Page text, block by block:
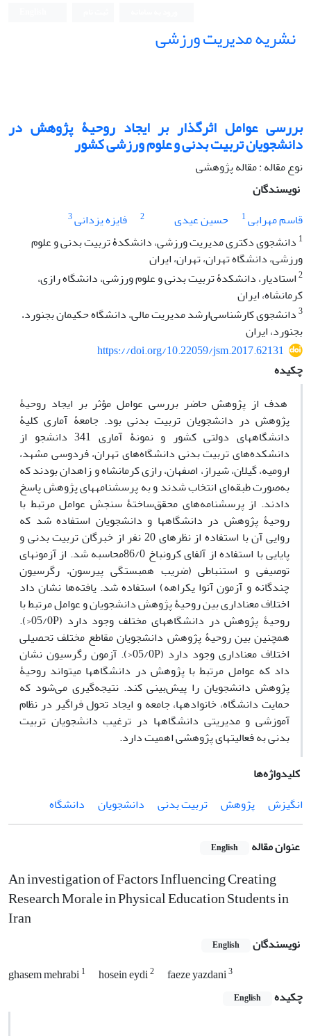
نشریه مدیریت ورزشی
بررسی عوامل اثرگذار بر ایجاد روحیۀ پژوهش در
دانشجویان تربیت بدنی و علوم ورزشی کشور
نوع مقاله : مقاله پژوهشی
نویسندگان
قاسم مهرابی1 حسین عیدی 2 فایزه یزدانی3
1 دانشجوی دکتری مدیریت ورزشی، دانشکدۀ تربیت بدنی و علوم
ورزشی، دانشگاه تهران، تهران، ایران
2استادیار، دانشکدۀ تربیت بدنی و علوم ورزشی، دانشگاه رازی،
کرمانشاه، ایران
3دانشجوی کارشناسی‌‌ارشد مدیریت مالی، دانشگاه حکیمان بجنورد،
بجنورد، ایران
https://doi.org/10.22059/jsm.2017.62131
چکیده
هدف از پژوهش حاضر بررسی عوامل مؤثر بر ایجاد روحیۀ
پژوهش در دانشجویان تربیت بدنی بود. جامعۀ آماری کلیۀ
دانشگاه­های دولتی کشور و نمونۀ آماری 341 دانشجو از
دانشکده‌های تربیت بدنی دانشگاه‌های تهران، فردوسی مشهد،
ارومیه، گیلان، شیراز، اصفهان، رازی کرمانشاه و زاهدان بودند که
به‌صورت طبقه‌ای انتخاب شدند و به پرسشنامه­های پژوهش پاسخ
دادند. از پرسشنامه‌های محقق‌ساختۀ سنجش عوامل مرتبط با
روحیۀ پژوهش در دانشگاه­ها و دانشجویان استفاده شد که
روایی آن با استفاده از نظرهای 20 نفر از خبرگان تربیت بدنی و
پایایی با استفاده از آلفای کرونباخ 86/0محاسبه شد. از آزمون­های
توصیفی و استنباطی (ضریب همبستگی پیرسون، رگرسیون
چندگانه و آزمون آنوا یکراهه) استفاده شد. یافته‌ها نشان داد
اختلاف معناداری بین روحیۀ پژوهش دانشجویان و عوامل مرتبط با
روحیۀ پژوهش در دانشگاه­های مختلف وجود دارد (05/0P<).
همچنین بین روحیۀ پژوهش دانشجویان مقاطع مختلف تحصیلی
اختلاف معناداری وجود دارد (05/0P<). آزمون رگرسیون نشان
داد که عوامل مرتبط با پژوهش در دانشگاه­ها می­تواند روحیۀ
پژوهش دانشجویان را پیش‌بینی کند. نتیجه‌گیری می‌شود که
حمایت دانشگاه، خانواده­ها، جامعه و ایجاد تحول فراگیر در نظام
آموزشی و مدیریتی دانشگاه­ها در ترغیب دانشجویان تربیت
بدنی به فعالیت­های پژوهشی اهمیت دارد.
کلیدواژه‌ها
انگیزش
پژوهش تربیت بدنی دانشجویان دانشگاه
عنوان مقاله English
An investigation of Factors Influencing Creating
Research Morale in Physical Education Students in
Iran
نویسندگان English
ghasem mehrabi1 hosein eydi2 faeze yazdani3
چکیده English